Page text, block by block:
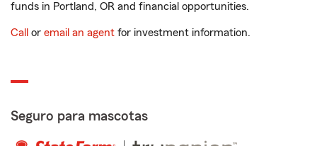
funds in Portland, OR and financial opportunities.
Call or email an agent for investment information.
Seguro para mascotas